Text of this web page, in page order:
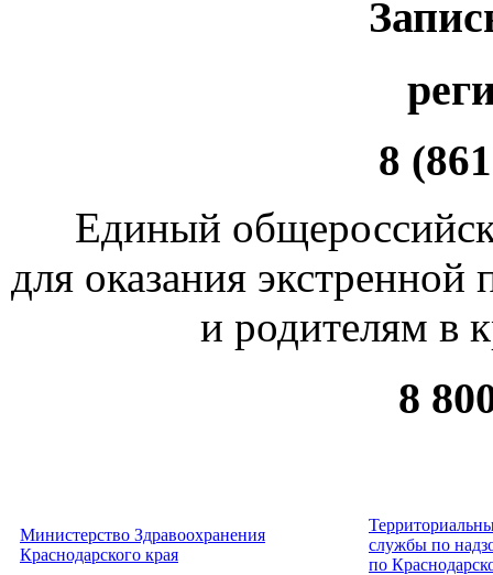
8
Единый
для оказания
и родителям в
8
Министерство Здравоохранения
Краснодарского края
службы по
по